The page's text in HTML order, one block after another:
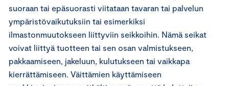
suoraan tai epäsuorasti viitataan tavaran tai palvelun
ympäristövaikutuksiin tai esimerkiksi
ilmastonmuutokseen liittyviin seikkoihin. Nämä seikat
voivat liittyä tuotteen tai sen osan valmistukseen,
pakkaamiseen, jakeluun, kulutukseen tai vaikkapa
kierrättämiseen. Väittämien käyttämiseen